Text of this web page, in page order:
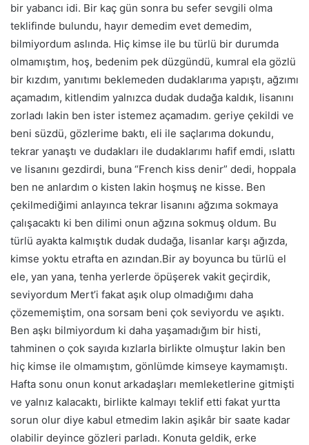
bir yabancı idi. Bir kaç gün sonra bu sefer sevgili olma
teklifinde bulundu, hayır demedim evet demedim,
bilmiyordum aslında. Hiç kimse ile bu türlü bir durumda
olmamıştım, hoş, bedenim pek düzgündü, kumral ela gözlü
bir kızdım, yanıtımı beklemeden dudaklarıma yapıştı, ağzımı
açamadım, kitlendim yalnızca dudak dudağa kaldık, lisanını
zorladı lakin ben ister istemez açamadım. geriye çekildi ve
beni süzdü, gözlerime baktı, eli ile saçlarıma dokundu,
tekrar yanaştı ve dudakları ile dudaklarımı hafif emdi, ıslattı
ve lisanını gezdirdi, buna “French kiss denir” dedi, hoppala
ben ne anlardım o kisten lakin hoşmuş ne kisse. Ben
çekilmediğimi anlayınca tekrar lisanını ağzıma sokmaya
çalışacaktı ki ben dilimi onun ağzına sokmuş oldum. Bu
türlü ayakta kalmıştık dudak dudağa, lisanlar karşı ağızda,
kimse yoktu etrafta en azından.Bir ay boyunca bu türlü el
ele, yan yana, tenha yerlerde öpüşerek vakit geçirdik,
seviyordum Mert’i fakat aşık olup olmadığımı daha
çözememiştim, ona sorsam beni çok seviyordu ve aşıktı.
Ben aşkı bilmiyordum ki daha yaşamadığım bir histi,
tahminen o çok sayıda kızlarla birlikte olmuştur lakin ben
hiç kimse ile olmamıştım, gönlümde kimseye kaymamıştı.
Hafta sonu onun konut arkadaşları memleketlerine gitmişti
ve yalnız kalacaktı, birlikte kalmayı teklif etti fakat yurtta
sorun olur diye kabul etmedim lakin aşikâr bir saate kadar
olabilir deyince gözleri parladı. Konuta geldik, erke